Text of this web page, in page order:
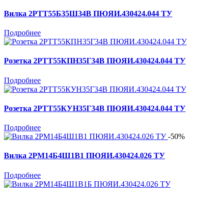
Вилка 2РТТ55Б35Ш34В ПЮЯИ.430424.044 ТУ
Подробнее
Розетка 2РТТ55КПН35Г34В ПЮЯИ.430424.044 ТУ
Подробнее
Розетка 2РТТ55КУН35Г34В ПЮЯИ.430424.044 ТУ
Подробнее
-50%
Вилка 2РМ14Б4Ш1В1 ПЮЯИ.430424.026 ТУ
Подробнее